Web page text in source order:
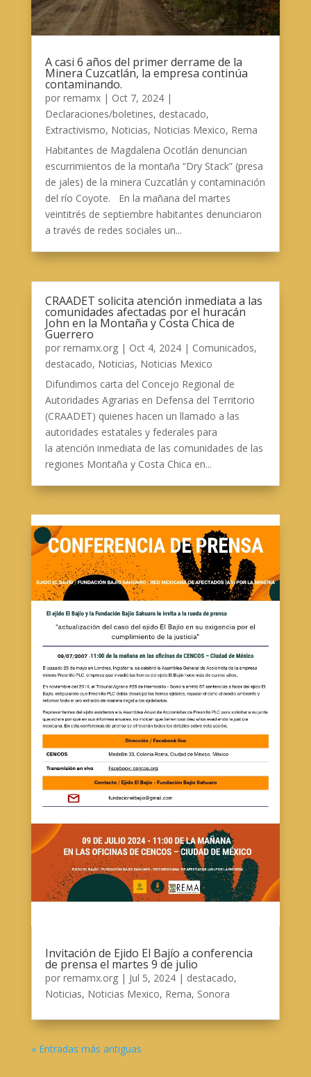
A casi 6 años del primer derrame de la
Minera Cuzcatlán, la empresa continúa
contaminando.
por remamx| Oct 7, 2024|
Declaraciones/boletines, destacado,
Extractivismo, Noticias, Noticias Mexico, Rema
Habitantes de Magdalena Ocotlán denuncian
escurrimientos de la montaña “Dry Stack” (presa
de jales) de la minera Cuzcatlán y contaminación
del río Coyote. En la mañana del martes
veintitrés de septiembre habitantes denunciaron
a través de redes sociales un...
CRAADET solicita atención inmediata a las
comunidades afectadas por el huracán
John en la Montaña y Costa Chica de
Guerrero
por remamx.org| Oct 4, 2024| Comunicados,
destacado, Noticias, Noticias Mexico
Difundimos carta del Concejo Regional de
Autoridades Agrarias en Defensa del Territorio
(CRAADET) quienes hacen un llamado a las
autoridades estatales y federales para
la atención inmediata de las comunidades de las
regiones Montaña y Costa Chica en...
Invitación de Ejido El Bajío a conferencia
de prensa el martes 9 de julio
por remamx.org| Jul 5, 2024| destacado,
Noticias, Noticias Mexico, Rema, Sonora
« Entradas más antiguas